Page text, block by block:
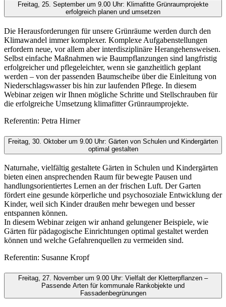
Freitag, 25. September um 9.00 Uhr: Klimafitte Grünraumprojekte
erfolgreich planen und umsetzen
Die Herausforderungen für unsere Grünräume werden durch den
Klimawandel immer komplexer. Komplexe Aufgabenstellungen
erfordern neue, vor allem aber interdisziplinäre Herangehensweisen.
Selbst einfache Maßnahmen wie Baumpflanzungen sind langfristig
erfolgreicher und pflegeleichter, wenn sie ganzheitlich geplant
werden – von der passenden Baumscheibe über die Einleitung von
Niederschlagswasser bis hin zur laufenden Pflege. In diesem
Webinar zeigen wir Ihnen mögliche Schritte und Stellschrauben für
die erfolgreiche Umsetzung klimafitter Grünraumprojekte.
Referentin: Petra Hirner
Freitag, 30. Oktober um 9.00 Uhr: Gärten von Schulen und Kindergärten
optimal gestalten
Naturnahe, vielfältig gestaltete Gärten in Schulen und Kindergärten
bieten einen ansprechenden Raum für bewegte Pausen und
handlungsorientiertes Lernen an der frischen Luft. Der Garten
fördert eine gesunde körperliche und psychosoziale Entwicklung der
Kinder, weil sich Kinder draußen mehr bewegen und besser
entspannen können.
In diesem Webinar zeigen wir anhand gelungener Beispiele, wie
Gärten für pädagogische Einrichtungen optimal gestaltet werden
können und welche Gefahrenquellen zu vermeiden sind.
Referentin: Susanne Kropf
Freitag, 27. November um 9.00 Uhr: Vielfalt der Kletterpflanzen –
Passende Arten für kommunale Rankobjekte und
Fassadenbegrünungen